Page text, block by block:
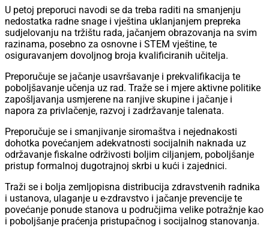
U petoj preporuci navodi se da treba raditi na smanjenju
nedostatka radne snage i vještina uklanjanjem prepreka
sudjelovanju na tržištu rada, jačanjem obrazovanja na svim
razinama, posebno za osnovne i STEM vještine, te
osiguravanjem dovoljnog broja kvalificiranih učitelja.
Preporučuje se jačanje usavršavanje i prekvalifikacija te
poboljšavanje učenja uz rad. Traže se i mjere aktivne politike
zapošljavanja usmjerene na ranjive skupine i jačanje i
napora za privlačenje, razvoj i zadržavanje talenata.
Preporučuje se i smanjivanje siromaštva i nejednakosti
dohotka povećanjem adekvatnosti socijalnih naknada uz
održavanje fiskalne održivosti boljim ciljanjem, poboljšanje
pristup formalnoj dugotrajnoj skrbi u kući i zajednici.
Traži se i bolja zemljopisna distribucija zdravstvenih radnika
i ustanova, ulaganje u e-zdravstvo i jačanje prevencije te
povećanje ponude stanova u područjima velike potražnje kao
i poboljšanje praćenja pristupačnog i socijalnog stanovanja.